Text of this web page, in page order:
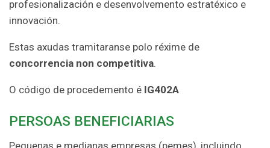
profesionalización e desenvolvemento estratéxico e
innovación.
Estas axudas tramitaranse polo réxime de
concorrencia non competitiva.
O código de procedemento é IG402A
PERSOAS BENEFICIARIAS